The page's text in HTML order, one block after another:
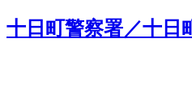
十日町警察署／十日